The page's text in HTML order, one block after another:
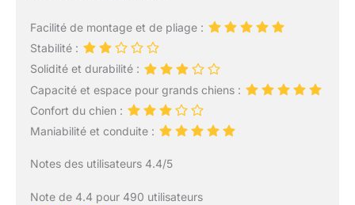
Facilité de montage et de pliage :
Stabilité :
Solidité et durabilité :
Capacité et espace pour grands chiens :
Confort du chien :
Maniabilité et conduite :
Notes des utilisateurs 4.4/5
Note de 4.4 pour 490 utilisateurs